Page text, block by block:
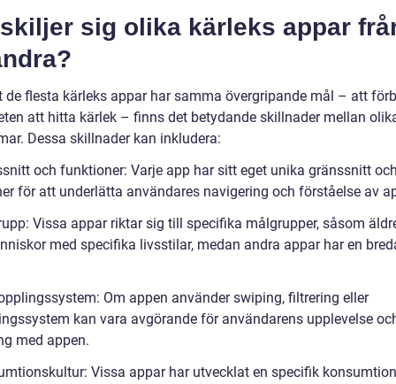
sig olika kärleks appar
de flesta kärleks appar har samma övergripande mål – att
att hitta kärlek – finns det betydande skillnader mellan
Dessa skillnader kan inkludera:
och funktioner: Varje app har sitt eget unika gränssnitt
för att underlätta användares navigering och förståelse av
Vissa appar riktar sig till specifika målgrupper, såsom
med specifika livsstilar, medan andra appar har en
Om appen använder swiping, filtrering eller
kan vara avgörande för användarens upplevelse
med appen.
Vissa appar har utvecklat en specifik